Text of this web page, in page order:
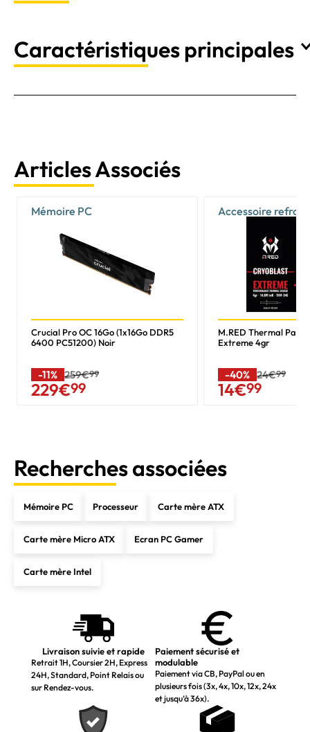
Caractéristiques principales
Articles Associés
Mémoire PC
Crucial Pro OC 16Go (1x16Go DDR5
6400 PC51200) Noir
-11% 259€99
229€99
Accessoire
M.RED Thermal Paste
Extreme 4gr
-40% 24€99
14€99
Recherches associées
Mémoire PC Processeur Carte mère ATX
Carte mère Micro ATX Ecran PC Gamer
Carte mère Intel
Livraison suivie et rapide
Retrait 1H, Coursier 2H, Express
24H, Standard, Point Relais ou
sur Rendez-vous.
Paiement sécurisé et
modulable
Paiement via CB, PayPal ou en
plusieurs fois (3x, 4x, 10x, 12x, 24x
et jusqu’à 36x).